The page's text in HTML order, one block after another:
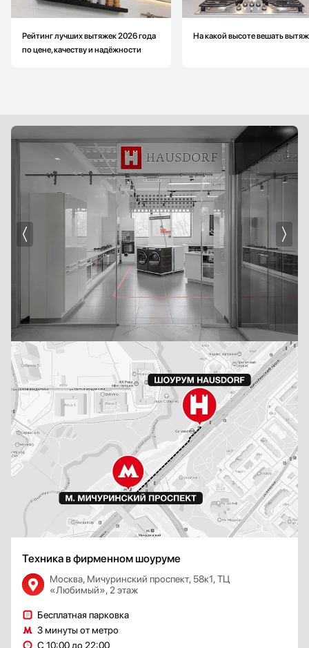
Рейтинг лучших вытяжек 2026 года
по цене, качеству и надёжности
На какой высоте вешать
Техника в фирменном шоуруме
Москва, Мичуринский проспект, 58к1, ТЦ
«Любимый», 2 этаж
Бесплатная парковка
3 минуты от метро
С 10:00 до 22:00